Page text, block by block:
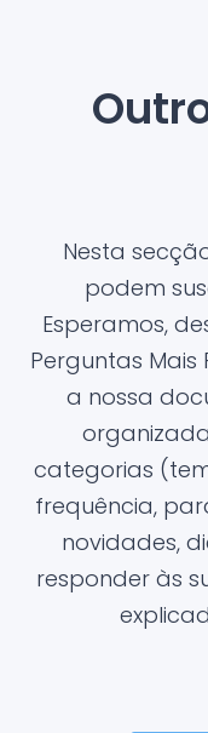
Nesta
podem
Esperamos,
Perguntas Mais
a nossa
categorias
frequência,
novidades,
responder às